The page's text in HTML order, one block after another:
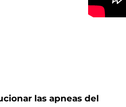
las apneas del